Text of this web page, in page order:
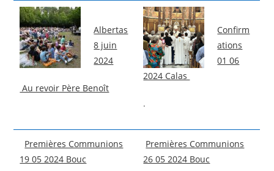
Albertas
8 juin
2024
Au revoir Père Benoît
Confirm
ations
01 06
2024 Calas
.
Premières Communions
19 05 2024 Bouc
Premières Communions
26 05 2024 Bouc